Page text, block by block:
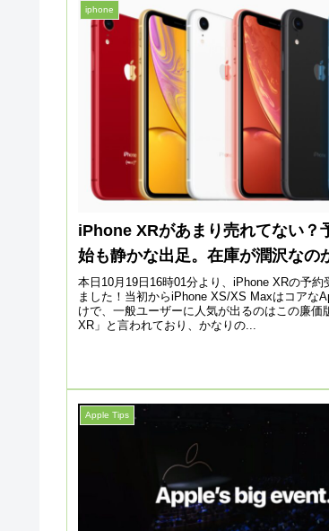
iphone
iPhone XRがあまり売れてない？
始も静かな出足。在庫が潤沢なの
本日10月19日16時01分より、iPhone XRの予約
ました！当初からiPhone XS/XS Maxはコアな
けで、一般ユーザーに人気が出るのはこの廉価
XR」と言われており、かなりの...
Apple Tips